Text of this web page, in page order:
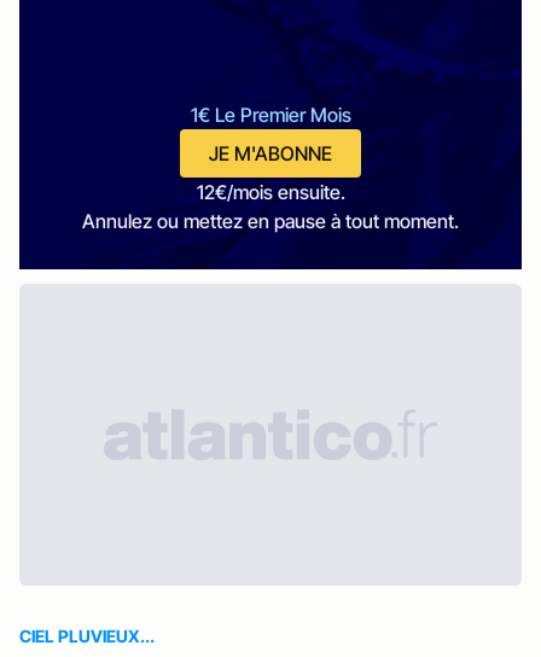
1€ Le Premier Mois
JE M'ABONNE
12€/mois ensuite.
Annulez ou mettez en pause à tout moment.
CIEL PLUVIEUX...